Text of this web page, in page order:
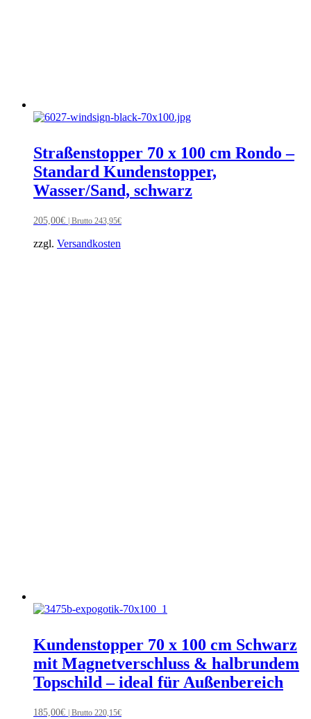
Straßenstopper 70 x 100 cm Rondo –
Standard Kundenstopper,
Wasser/Sand, schwarz
205,00€ | Brutto 243,95€
zzgl. Versandkosten
Kundenstopper 70 x 100 cm Schwarz
mit Magnetverschluss & halbrundem
Topschild – ideal für Außenbereich
185,00€ | Brutto 220,15€